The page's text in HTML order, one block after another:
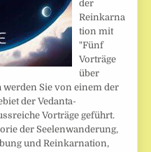
der
Reinkarna
tion mit
"Fünf
Vorträge
über
Sie von einem der
der Vedanta-
Vorträge geführt.
der Seelenwanderung,
und Reinkarnation,